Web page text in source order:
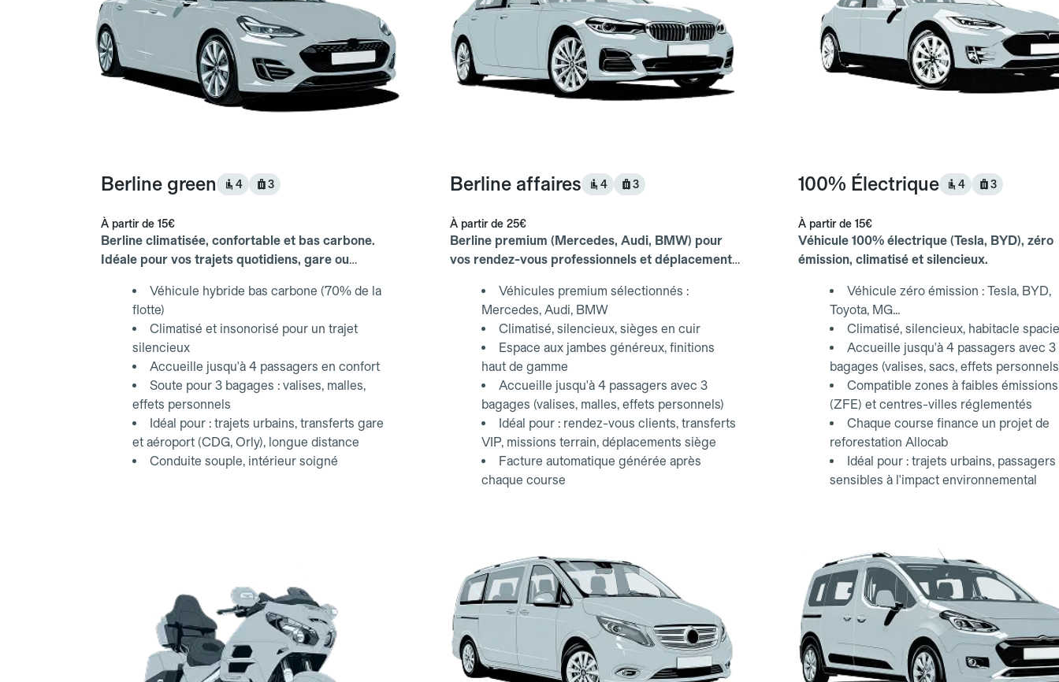
Berline green 4 3
À partir de 15€
Berline climatisée, confortable et bas carbone.
Idéale pour vos trajets quotidiens, gare ou
Véhicule hybride bas carbone (70% de la
flotte)
Climatisé et insonorisé pour un trajet
silencieux
Accueille jusqu'à 4 passagers en confort
Soute pour 3 bagages : valises, malles,
effets personnels
Idéal pour : trajets urbains, transferts gare
et aéroport (CDG, Orly), longue distance
Conduite souple, intérieur soigné
Berline affaires 4 3
À partir de 25€
Berline premium (Mercedes, Audi, BMW) pour
vos rendez-vous professionnels et déplacements
Véhicules premium sélectionnés :
Mercedes, Audi, BMW
Climatisé, silencieux, sièges en cuir
Espace aux jambes généreux, finitions
haut de gamme
Accueille jusqu'à 4 passagers avec 3
bagages (valises, malles, effets personnels)
Idéal pour : rendez-vous clients, transferts
VIP, missions terrain, déplacements siège
Facture automatique générée après
chaque course
100% Électrique 4 3
À partir de 15€
Véhicule 100% électrique (Tesla, BYD), zéro
émission, climatisé et silencieux.
Véhicule zéro émission : Tesla, BYD,
Toyota, MG...
Climatisé, silencieux, habitacle
Accueille jusqu'à 4 passagers avec 3
bagages (valises, sacs, effets
Compatible zones à faibles émissions
(ZFE) et centres-villes réglementés
Chaque course finance un projet de
reforestation Allocab
Idéal pour : trajets urbains, passagers
sensibles à l'impact environnemental